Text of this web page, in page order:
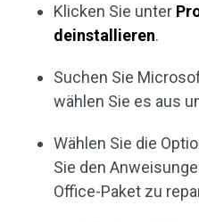
Klicken Sie unter
deinstallieren.
Suchen Sie
wählen Sie es aus
Wählen Sie die
Sie den
Office-Paket zu